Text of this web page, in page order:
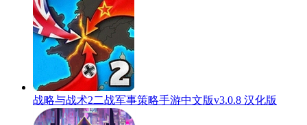
战略与战术2二战军事策略手游中文版v3.0.8 汉化版